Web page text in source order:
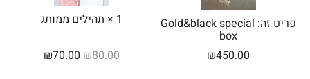
פריט זה: Gold&black special
box
₪450.00
1
× תהילים ממותג
₪80.00
₪70.00